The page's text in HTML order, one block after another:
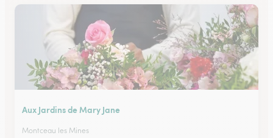
Aux Jardins de Mary Jane
Montceau les Mines